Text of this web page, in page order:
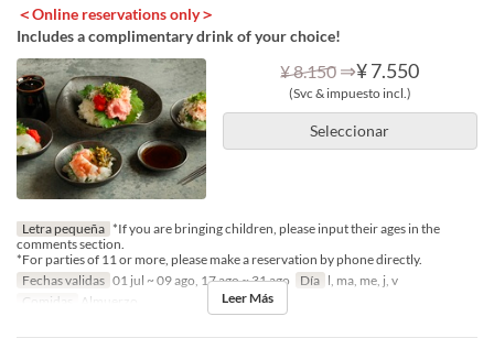
＜Online reservations only＞
Includes a complimentary drink of your choice!
¥ 8.150 ⇒¥ 7.550
(Svc & impuesto incl.)
Seleccionar
Letra pequeña *If you are bringing children, please input their ages in the
comments section.
*For parties of 11 or more, please make a reservation by phone directly.
Fechas validas 01 jul ~ 09 ago, 17 ago ~ 31 ago Día l, ma, me, j, v
Comidas
Almuerzo Leer Más